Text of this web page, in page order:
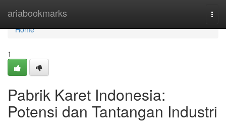
ariabookmarks
Home
Home
1
Pabrik Karet Indonesia:
Potensi dan Tantangan Industri